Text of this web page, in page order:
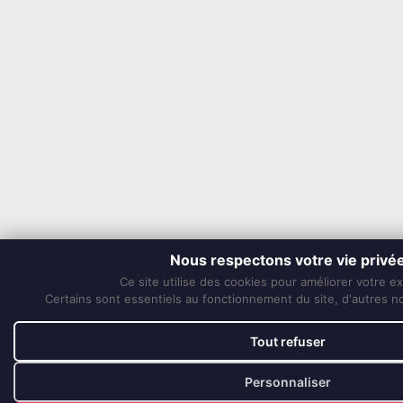
Nous respectons votre vie
Ce site utilise des cookies pour améliorer votre
Certains sont essentiels au fonctionnement du site, d'autres
Tout refuser
Personnaliser